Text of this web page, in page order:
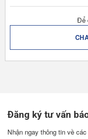
Để
Đăng ký tư vấn
Nhận ngay thông tin về